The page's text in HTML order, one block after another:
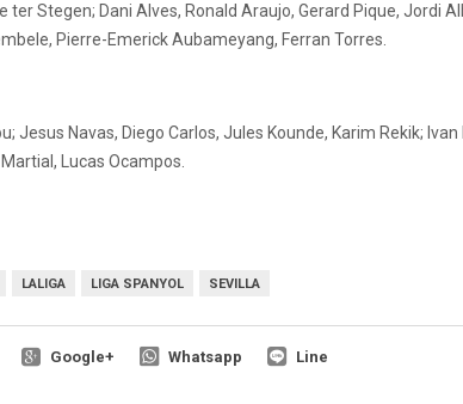
ter Stegen; Dani Alves, Ronald Araujo, Gerard Pique, Jordi
Pierre-Emerick Aubameyang, Ferran Torres.
Jesus Navas, Diego Carlos, Jules Kounde, Karim Rekik;
Lucas Ocampos.
LALIGA LIGA SPANYOL SEVILLA
Google+ Whatsapp Line